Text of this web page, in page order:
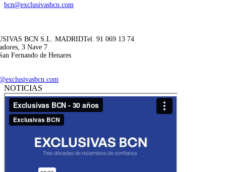
bcn@exclusivasbcn.com
BCN S.L. MADRIDTel. 91 069 13 74
3 Nave 7
Fernando de Henares
NOTICIAS